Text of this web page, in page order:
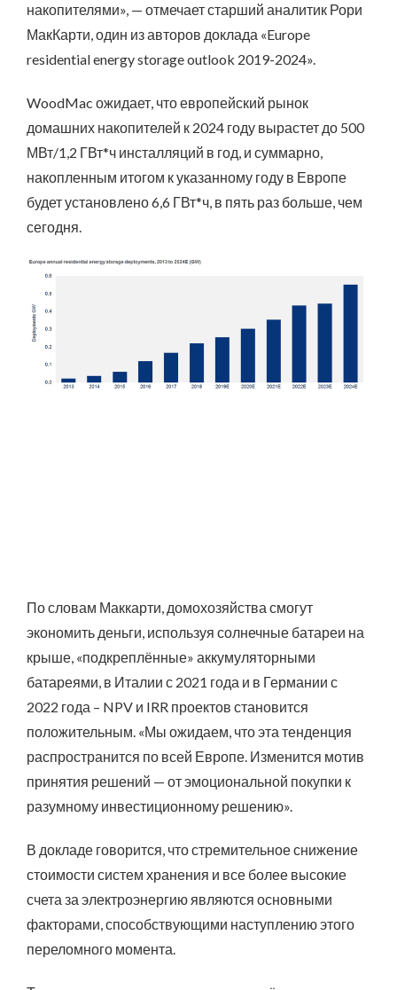
накопителями», — отмечает старший аналитик Рори
МакКарти, один из авторов доклада «Europe
residential energy storage outlook 2019-2024».
WoodMac ожидает, что европейский рынок
домашних накопителей к 2024 году вырастет до 500
МВт/1,2 ГВт*ч инсталляций в год, и суммарно,
накопленным итогом к указанному году в Европе
будет установлено 6,6 ГВт*ч, в пять раз больше, чем
сегодня.
По словам Маккарти, домохозяйства смогут
экономить деньги, используя солнечные батареи на
крыше, «подкреплённые» аккумуляторными
батареями, в Италии с 2021 года и в Германии с
2022 года – NPV и IRR проектов становится
положительным. «Мы ожидаем, что эта тенденция
распространится по всей Европе. Изменится мотив
принятия решений — от эмоциональной покупки к
разумному инвестиционному решению».
В докладе говорится, что стремительное снижение
стоимости систем хранения и все более высокие
счета за электроэнергию являются основными
факторами, способствующими наступлению этого
переломного момента.